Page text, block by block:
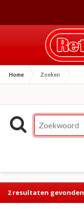
Home Zoeken
2 resultaten gevonden